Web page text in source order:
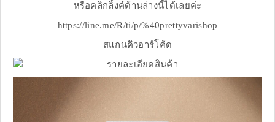
หรือคลิกลิ้งค์ด้านล่างนี้ได้เลยค่ะ
https://line.me/R/ti/p/%40prettyvarishop
สแกนคิวอาร์โค้ด